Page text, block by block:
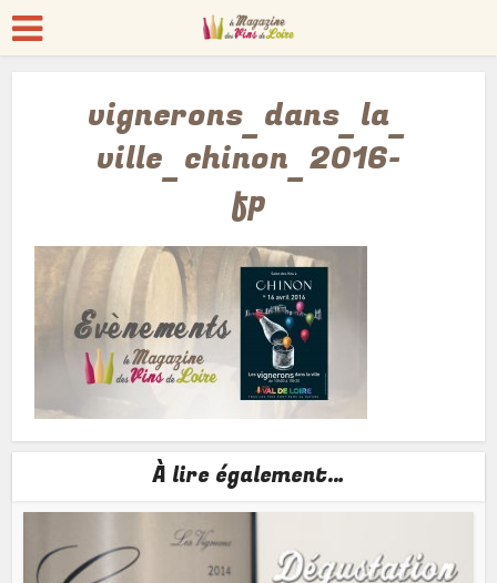
vignerons_dans_la_
ville_chinon_2016-
fp
À lire également…